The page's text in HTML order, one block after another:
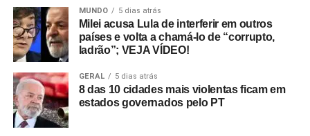
MUNDO 5 dias atrás
Milei acusa Lula de interferir em outros
países e volta a chamá-lo de “corrupto,
ladrão”; VEJA VÍDEO!
GERAL 5 dias atrás
8 das 10 cidades mais violentas ficam em
estados governados pelo PT